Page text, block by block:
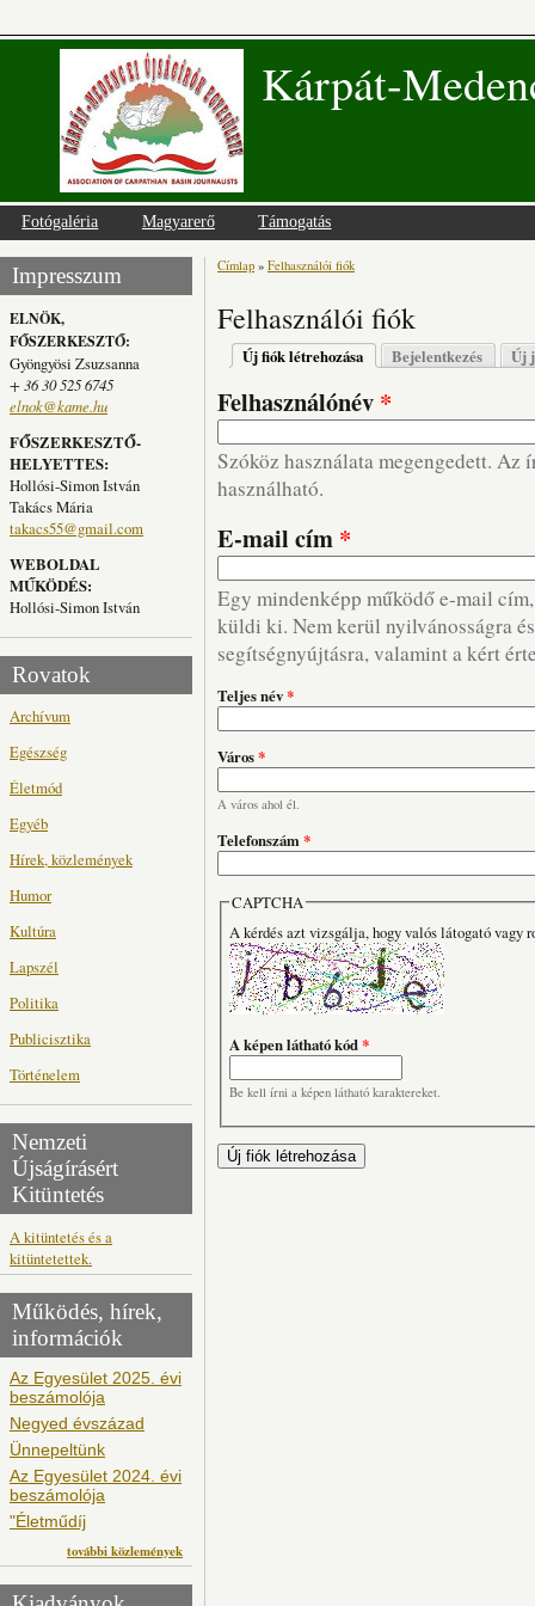
Kárpát-
Fotógaléria Magyarerő Támogatás
Impresszum
ELNÖK,
FŐSZERKESZTŐ:
Gyöngyösi Zsuzsanna
+ 36 30 525 6745
elnok@kame.hu
FŐSZERKESZTŐ-
HELYETTES:
Hollósi-Simon István
Takács Mária
takacs55@gmail.com
WEBOLDAL
MŰKÖDÉS:
Hollósi-Simon István
Rovatok
Archívum
Egészség
Életmód
Egyéb
Hírek, közlemények
Humor
Kultúra
Lapszél
Politika
Publicisztika
Történelem
Nemzeti
Újságírásért
Kitüntetés
A kitüntetés és a
kitüntetettek.
Működés, hírek,
információk
Az Egyesület 2025. évi
beszámolója
Negyed évszázad
Ünnepeltünk
Az Egyesület 2024. évi
beszámolója
"Életműdíj
további közlemények
Jelenlegi hely
Címlap » Felhasználói fiók
Felhasználói fiók
Elsődleges fülek
Új fiók létrehozása (aktív fül)
Bejelentkezés Új
Felhasználónév *
Szóköz használata megengedett. Az
használható.
E-mail cím *
Egy mindenképp működő e-mail
küldi ki. Nem kerül nyilvánosságra
segítségnyújtásra, valamint a kért
Teljes név*
Város*
A város ahol él.
Telefonszám*
CAPTCHA
A kérdés azt vizsgálja, hogy valós látogató vagy
A képen látható kód*
Be kell írni a képen látható karaktereket.